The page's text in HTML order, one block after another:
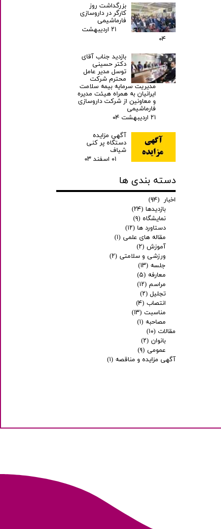
بزرگداشت روز
کارگر در داروسازی
فارماشیمی
۲۱ اردیبهشت
۰۴
بازدید جناب آقای
دکتر حسینی
توسل مدیر عامل
محترم شرکت
مدیریت سرمایه بیمه سلامت
ایرانیان به همراه هیئت مدیره
و معاونین از شرکت داروسازی
فارماشیمی
۲۱ اردیبهشت ۰۴
آگهی مزایده
دستگاه پر کنی
شیاف
۰۱ اسفند ۰۳
دسته بندی ها
اخبار (۹۴)
بازدیدها (۲۴)
نمایشگاه (۹)
دستاورد ها (۱۲)
مقاله های علمی (۱)
آموزش (۲)
ورزشی و سلامتی (۲)
جلسه (۱۳)
معارفه (۵)
مراسم (۱۲)
تجلیل (۲)
انتصاب (۴)
مناسبت (۱۳)
مصاحبه (۱)
مقالات (۱۰)
بانوان (۲)
عمومی (۹)
آگهی مزایده و مناقصه (۱)